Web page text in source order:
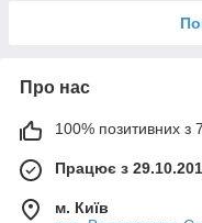
Про нас
100% позитивних з
Працює з
м. Київ